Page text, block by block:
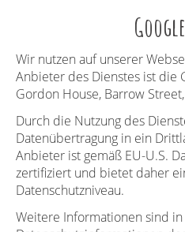
Wir nutzen auf unserer
Anbieter des Dienstes ist die
Gordon House, Barrow
Durch die Nutzung des
Datenübertragung in ein
Anbieter ist gemäß EU-U.S.
zertifiziert und bietet daher
Datenschutzniveau.
Weitere Informationen sind